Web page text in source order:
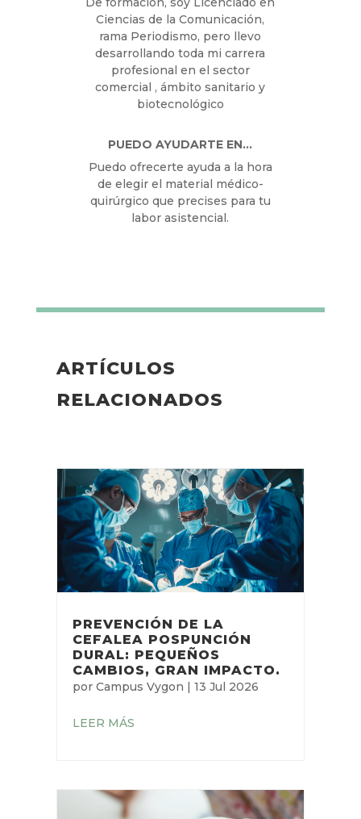
Ciencias de la Comunicación,
rama Periodismo, pero llevo
desarrollando toda mi carrera
profesional en el sector
comercial , ámbito sanitario y
biotecnológico
PUEDO AYUDARTE EN…
Puedo ofrecerte ayuda a la hora
de elegir el material médico-
quirúrgico que precises para tu
labor asistencial.
ARTÍCULOS
RELACIONADOS
PREVENCIÓN DE LA
CEFALEA POSPUNCIÓN
DURAL: PEQUEÑOS
CAMBIOS, GRAN IMPACTO.
por Campus Vygon | 13 Jul 2026
LEER MÁS